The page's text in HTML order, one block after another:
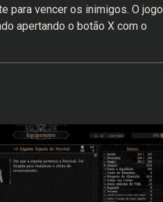
para vencer os inimigos. O jogo
apertando o botão X com o